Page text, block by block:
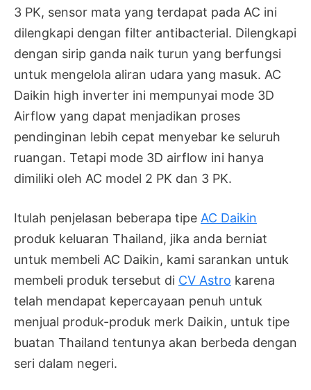
3 PK, sensor mata yang terdapat pada AC ini
dilengkapi dengan filter antibacterial. Dilengkapi
dengan sirip ganda naik turun yang berfungsi
untuk mengelola aliran udara yang masuk. AC
Daikin high inverter ini mempunyai mode 3D
Airflow yang dapat menjadikan proses
pendinginan lebih cepat menyebar ke seluruh
ruangan. Tetapi mode 3D airflow ini hanya
dimiliki oleh AC model 2 PK dan 3 PK.
Itulah penjelasan beberapa tipe AC Daikin
produk keluaran Thailand, jika anda berniat
untuk membeli AC Daikin, kami sarankan untuk
membeli produk tersebut di CV Astro karena
telah mendapat kepercayaan penuh untuk
menjual produk-produk merk Daikin, untuk tipe
buatan Thailand tentunya akan berbeda dengan
seri dalam negeri.